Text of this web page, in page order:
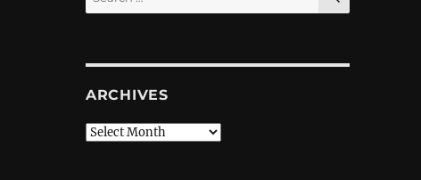
for:
ARCHIVES
Archives